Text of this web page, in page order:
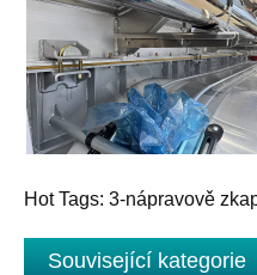
Hot Tags: 3-nápravově
Související kategorie